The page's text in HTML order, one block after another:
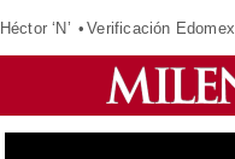
Héctor ‘N’ Verificación Edomex